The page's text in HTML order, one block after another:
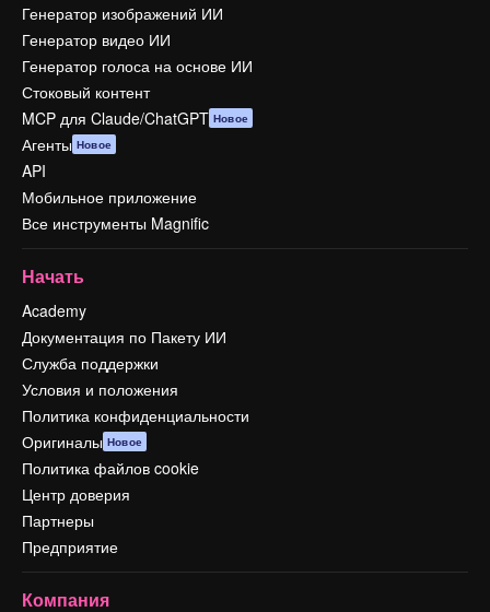
Генератор изображений ИИ
Генератор видео ИИ
Генератор голоса на основе ИИ
Стоковый контент
MCP для Claude/ChatGPT Новое
Агенты Новое
API
Мобильное приложение
Все инструменты Magnific
Начать
Academy
Документация по Пакету ИИ
Служба поддержки
Условия и положения
Политика конфиденциальности
Оригиналы Новое
Политика файлов cookie
Центр доверия
Партнеры
Предприятие
Компания